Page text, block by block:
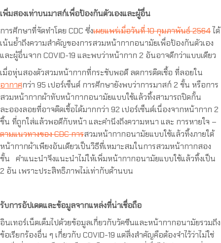
เพิ่มสองเท่าบนมาสก์เพื่อป้องกันตัวเองและผู้อื่น
การศึกษาที่จัดทำโดย CDC ซึ่งเผยแพร่เมื่อวันที่ 10 กุมภาพันธ์ 2564 ได้
เน้นย้ำถึงความสำคัญของการสวมหน้ากากอนามัยเพื่อป้องกันตัวเอง
และผู้อื่นจาก COVID-19 และพบว่าหน้ากาก 2 อันอาจดีกว่าแบบเดียว
เมื่อหุ่นสองตัวสวมหน้ากากที่กระชับพอดี ลดการติดเชื้อ ที่ลอยใน
อากาศกว่า 95 เปอร์เซ็นต์ การศึกษายังพบว่าการมาสก์ 2 ชั้น หรือการ
สวมหน้ากากผ้าทับหน้ากากอนามัยแบบใช้แล้วทิ้งสามารถปิดกั้น
ละอองลอยที่อาจติดเชื้อได้มากกว่า 92 เปอร์เซ็นต์เนื่องจากหน้ากาก 2
ชิ้น ที่ถูกใส่แล้วพอดีกับหน้า และคำนึงถึงความหนา และ การหายใจ –
ตามแนวทางของ CDC การสวมหน้ากากอนามัยแบบใช้แล้วทิ้งภายใต้
หน้ากากผ้าเพียงอันเดียวเป็นวิธีที่เหมาะสมในการสวมหน้ากากสอง
ชั้น คำแนะนำจึงแนะนำไม่ให้เพิ่มหน้ากากอนามัยแบบใช้แล้วทิ้งเป็น
2 อัน เพราะประสิทธิภาพไม่เท่ากับด้านบน
รับการอัปเดตและข้อมูลจากแหล่งที่น่าเชื่อถือ
อินเทอร์เน็ตเต็มไปด้วยข้อมูลเกี่ยวกับวัคซีนและหน้ากากอนามัยรวมถึง
ข้อเรียกร้องอื่น ๆ เกี่ยวกับ COVID-19 แต่สิ่งสำคัญคือต้องจำไว้ว่าไม่ใช่